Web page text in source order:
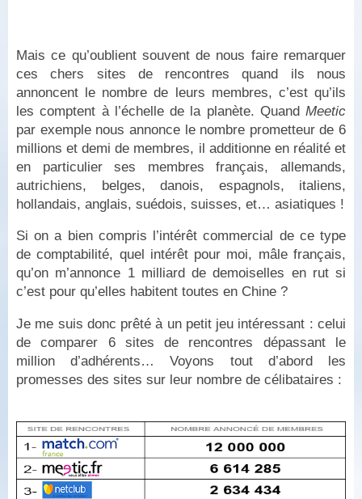
Mais ce qu’oublient souvent de nous faire remarquer
ces chers sites de rencontres quand ils nous
annoncent le nombre de leurs membres, c’est qu’ils
les comptent à l’échelle de la planète. Quand Meetic
par exemple nous annonce le nombre prometteur de 6
millions et demi de membres, il additionne en réalité et
en particulier ses membres français, allemands,
autrichiens, belges, danois, espagnols, italiens,
hollandais, anglais, suédois, suisses, et… asiatiques !
Si on a bien compris l’intérêt commercial de ce type
de comptabilité, quel intérêt pour moi, mâle français,
qu’on m’annonce 1 milliard de demoiselles en rut si
c’est pour qu’elles habitent toutes en Chine ?
Je me suis donc prêté à un petit jeu intéressant : celui
de comparer 6 sites de rencontres dépassant le
million d’adhérents… Voyons tout d’abord les
promesses des sites sur leur nombre de célibataires :